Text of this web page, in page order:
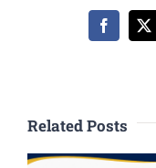
Facebook
X
Related Posts